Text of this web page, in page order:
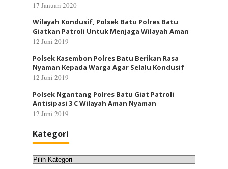
17 Januari 2020
Wilayah Kondusif, Polsek Batu Polres Batu
Giatkan Patroli Untuk Menjaga Wilayah Aman
12 Juni 2019
Polsek Kasembon Polres Batu Berikan Rasa
Nyaman Kepada Warga Agar Selalu Kondusif
12 Juni 2019
Polsek Ngantang Polres Batu Giat Patroli
Antisipasi 3 C Wilayah Aman Nyaman
12 Juni 2019
Kategori
Kategori